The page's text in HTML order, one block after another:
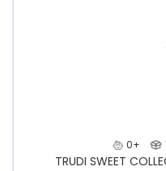
0+
TRUDI SWEET